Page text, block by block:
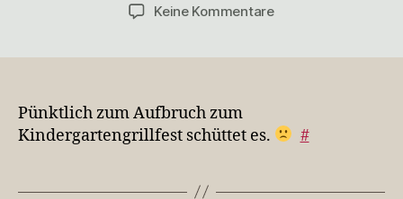
Keine Kommentarezu
Pünktlich zum Aufbruch zum
Kindergartengrillfest schüttet es.
#